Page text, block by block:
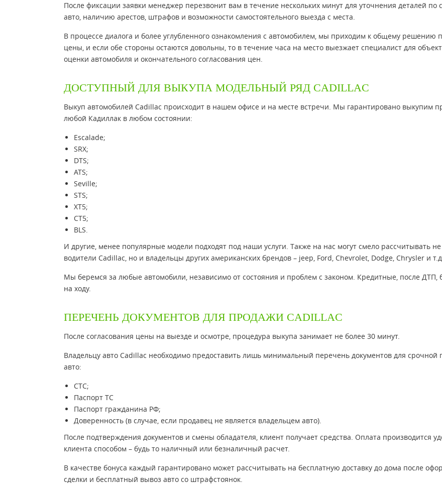
После фиксации заявки менеджер перезвонит вам в течение нескольких минут для уточнения деталей по
авто, наличию арестов, штрафов и возможности самостоятельного выезда с места.
В процессе диалога и более углубленного ознакомления с автомобилем, мы приходим к общему решению
цены, и если обе стороны остаются довольны, то в течение часа на место выезжает специалист для
оценки автомобиля и окончательного согласования цен.
ДОСТУПНЫЙ ДЛЯ ВЫКУПА МОДЕЛЬНЫЙ РЯД CADILLAC
Выкуп автомобилей Cadillac происходит в нашем офисе и на месте встречи. Мы гарантировано выкупим
любой Кадиллак в любом состоянии:
Escalade;
SRX;
DTS;
ATS;
Seville;
STS;
XT5;
CT5;
BLS.
И другие, менее популярные модели подходят под наши услуги. Также на нас могут смело рассчитывать не
водители Cadillac, но и владельцы других американских брендов – jeep, Ford, Chevrolet, Dodge, Chrysler и
Мы беремся за любые автомобили, независимо от состояния и проблем с законом. Кредитные, после ДТП,
на ходу.
ПЕРЕЧЕНЬ ДОКУМЕНТОВ ДЛЯ ПРОДАЖИ CADILLAC
После согласования цены на выезде и осмотре, процедура выкупа занимает не более 30 минут.
Владельцу авто Cadillac необходимо предоставить лишь минимальный перечень документов для срочной
авто:
СТС;
Паспорт ТС
Паспорт гражданина РФ;
Доверенность (в случае, если продавец не является владельцем авто).
После подтверждения документов и смены обладателя, клиент получает средства. Оплата производится
клиента способом – будь то наличный или безналичный расчет.
В качестве бонуса каждый гарантировано может рассчитывать на бесплатную доставку до дома после
сделки и бесплатный вывоз авто со штрафстоянок.